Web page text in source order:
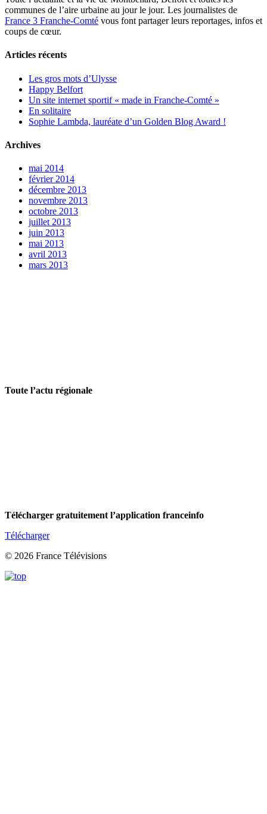
communes de l’aire urbaine au jour le jour. Les journalistes de
France 3 Franche-Comté vous font partager leurs reportages, infos et
coups de cœur.
Articles récents
Les gros mots d’Ulysse
Happy Belfort
Un site internet sportif « made in Franche-Comté »
En solitaire
Sophie Lambda, lauréate d’un Golden Blog Award !
Archives
mai 2014
février 2014
décembre 2013
novembre 2013
octobre 2013
juillet 2013
juin 2013
mai 2013
avril 2013
mars 2013
Toute l’actu régionale
Télécharger gratuitement l’application franceinfo
Télécharger
© 2026 France Télévisions